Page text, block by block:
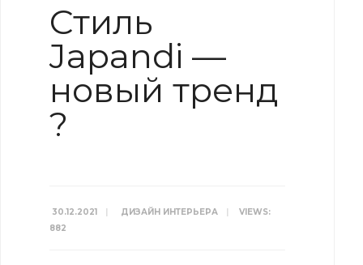
Стиль
Japandi —
новый тренд
?
30.12.2021 | ДИЗАЙН ИНТЕРЬЕРА |
VIEWS:
882